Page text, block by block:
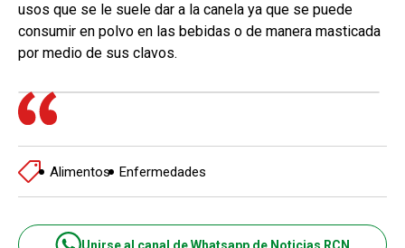
usos que se le suele dar a la canela ya que se puede
consumir en polvo en las bebidas o de manera masticada
por medio de sus clavos.
Alimentos Enfermedades
Unirse al canal de Whatsapp de Noticias RCN